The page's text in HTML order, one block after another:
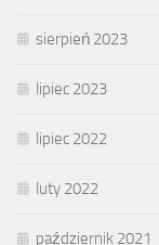
sierpień 2023
lipiec 2023
lipiec 2022
luty 2022
październik 2021